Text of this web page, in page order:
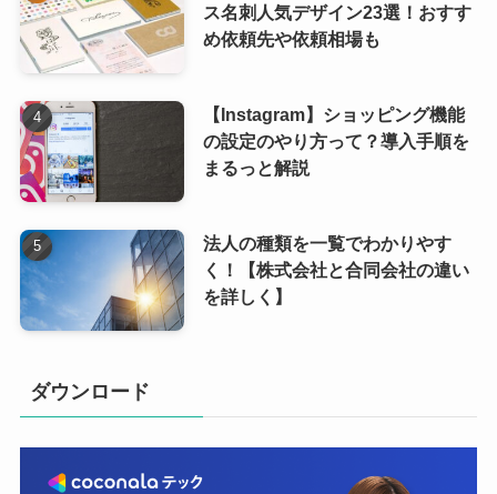
ス名刺人気デザイン23選！おすす
め依頼先や依頼相場も
【Instagram】ショッピング機能
の設定のやり方って？導入手順を
まるっと解説
法人の種類を一覧でわかりやす
く！【株式会社と合同会社の違い
を詳しく】
ダウンロード